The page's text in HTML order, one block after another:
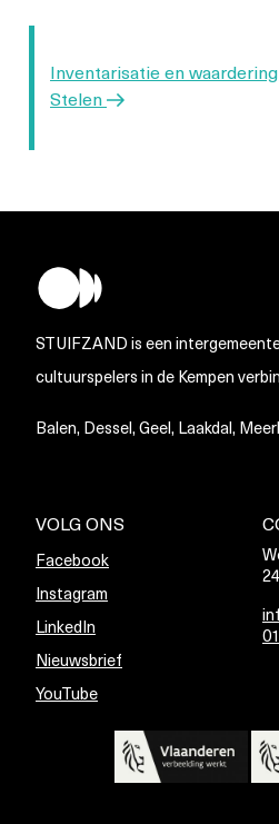
Volgend
bericht
Inventarisatie en
Stelen
STUIFZAND is een
cultuurspelers in de Kempen
Balen, Dessel, Geel, Laakdal,
VOLG ONS
Facebook
Instagram
LinkedIn
Nieuwsbrief
YouTube